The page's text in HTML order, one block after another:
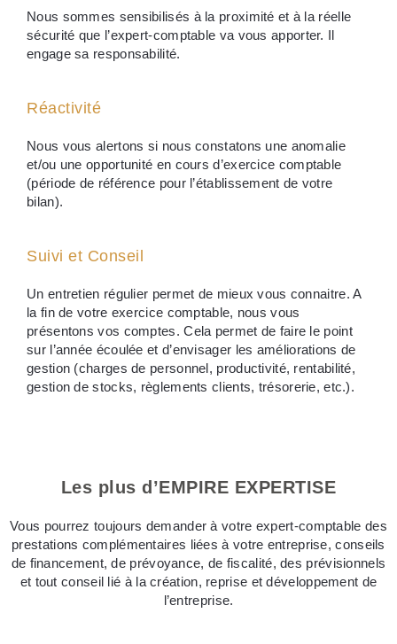
Nous sommes sensibilisés à la proximité et à la réelle
sécurité que l’expert-comptable va vous apporter. Il
engage sa responsabilité.
Réactivité
Nous vous alertons si nous constatons une anomalie
et/ou une opportunité en cours d’exercice comptable
(période de référence pour l’établissement de votre
bilan).
Suivi et Conseil
Un entretien régulier permet de mieux vous connaitre. A
la fin de votre exercice comptable, nous vous
présentons vos comptes. Cela permet de faire le point
sur l’année écoulée et d’envisager les améliorations de
gestion (charges de personnel, productivité, rentabilité,
gestion de stocks, règlements clients, trésorerie, etc.).
Les plus d’EMPIRE EXPERTISE
Vous pourrez toujours demander à votre expert-comptable des
prestations complémentaires liées à votre entreprise, conseils
de financement, de prévoyance, de fiscalité, des prévisionnels
et tout conseil lié à la création, reprise et développement de
l’entreprise.